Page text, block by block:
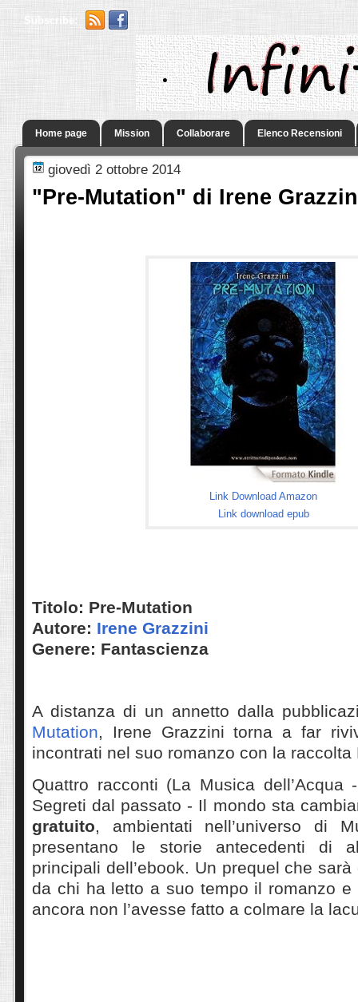
Subscribe:
.
Home page Mission Collaborare Elenco Recensioni
giovedì 2 ottobre 2014
"Pre-Mutation" di Irene
Link Download Amazon
Link download epub
Titolo: Pre-Mutation
Autore: Irene Grazzini
Genere: Fantascienza
A distanza di un annetto dalla
Mutation, Irene Grazzini torna a far
incontrati nel suo romanzo con la raccolta
Quattro racconti (La Musica
Segreti dal passato - Il mondo sta
gratuito , ambientati nell’universo di
presentano le storie antecedenti di
principali dell’ebook. Un prequel che
da chi ha letto a suo tempo il romanzo e
ancora non l’avesse fatto a colmare la